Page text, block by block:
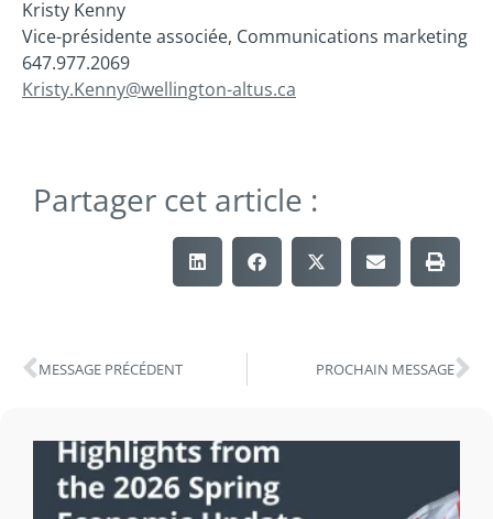
Kristy Kenny
Vice-présidente associée, Communications marketing
647.977.2069
Kristy.Kenny@wellington-altus.ca
Partager cet article :
MESSAGE PRÉCÉDENT PROCHAIN MESSAGE